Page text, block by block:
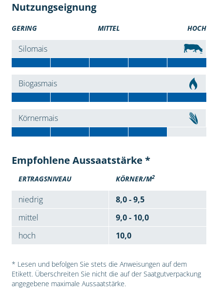
Nutzungseignung
GERING MITTEL HOCH
Silomais
Biogasmais
Körnermais
Empfohlene Aussaatstärke *
ERTRAGSNIVEAU KÖRNER/M2
niedrig
8,0 - 9,5
mittel
9,0 - 10,0
hoch
10,0
* Lesen und befolgen Sie stets die Anweisungen auf dem
Etikett. Überschreiten Sie nicht die auf der Saatgutverpackung
angegebene maximale Aussaatstärke.